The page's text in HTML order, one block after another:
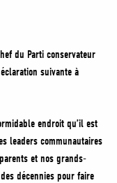
du Parti conservateur
suivante à
endroit qu’il est
leaders communautaires
et nos grands-
décennies pour faire